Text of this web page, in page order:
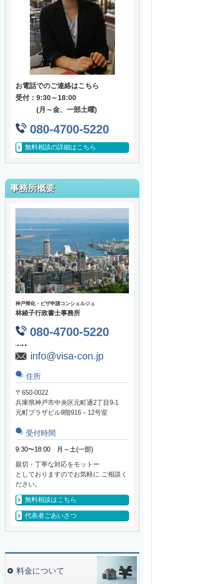
お電話でのご連絡はこちら
受付：9:30～18:00
(月～金、一部土曜)
080-4700-5220
無料相談の詳細はこちら
事務所概要
神戸帰化・ビザ申請コンシェルジュ
林綾子行政書士事務所
080-4700-5220
info@visa-con.jp
住所
〒650-0022
兵庫県神戸市中央区元町通2丁目9-1
元町プラザビル9階916－12号室
受付時間
9:30〜18:00 月～土(一部)
親切・丁寧な対応をモットー
としておりますのでお気軽に ご相談く
ださい。
無料相談はこちら
代表者ごあいさつ
料金について